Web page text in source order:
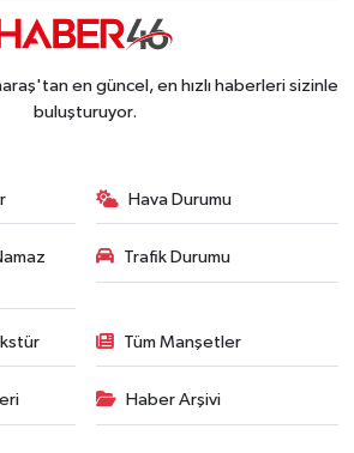
29 Kilometrelik Grup
en güncel, en hızlı haberleri sizinle
buluşturuyor.
Hava Durumu
Trafik Durumu
Tüm Manşetler
Haber Arşivi